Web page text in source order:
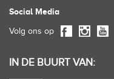
Social Media
Volg ons op
IN DE BUURT VAN: